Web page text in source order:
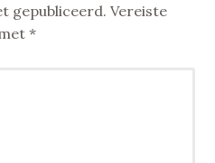
gepubliceerd. Vereiste
*